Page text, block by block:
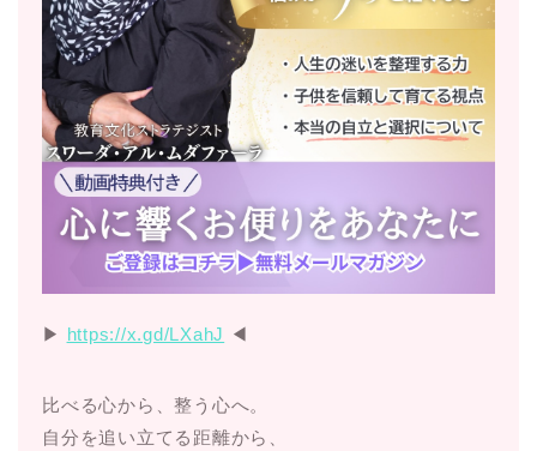
▶︎ https://x.gd/LXahJ ◀︎
比べる心から、整う心へ。
自分を追い立てる距離から、